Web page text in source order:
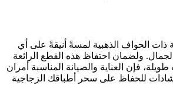
ذات الحواف الذهبية لمسةً أنيقةً على أي
ولضمان احتفاظ هذه القطع الرائعة
فإن العناية والصيانة المناسبة أمران
للحفاظ على سحر أطباقك الزجاجية